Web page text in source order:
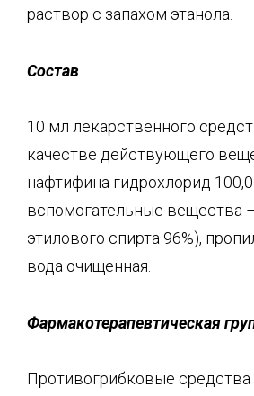
раствор с запахом этанола.
Состав
10 мл лекарственного
качестве действующего
нафтифина гидрохлорид
вспомогательные вещества
этилового спирта 96%),
вода очищенная.
Фармакотерапевтическая
Противогрибковые средства